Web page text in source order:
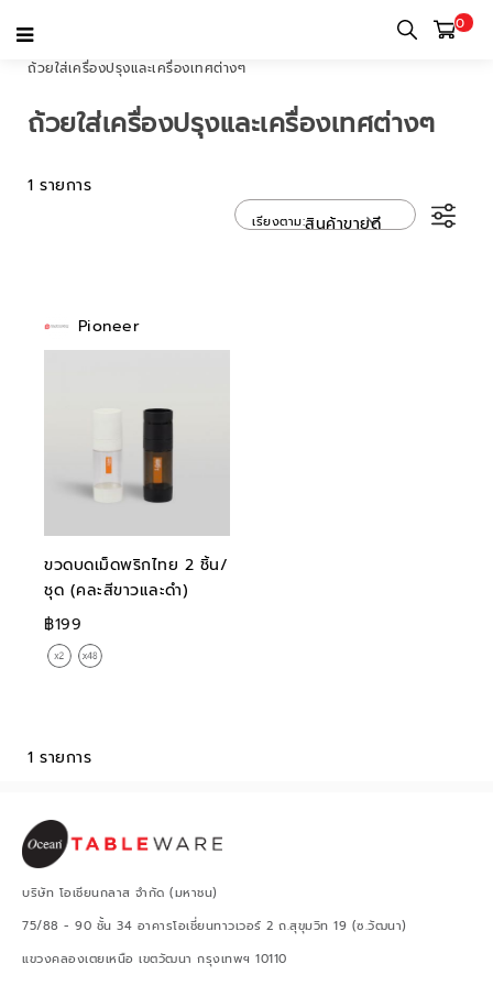
0
หน้าแรก
ถ้วยใส่เครื่องปรุงและเครื่องเทศต่างๆ
ถ้วยใส่เครื่องปรุงและเครื่องเทศต่างๆ
1 รายการ
เรียงตามสินค้าขายดี
Pioneer
ขวดบดเม็ดพริกไทย 2 ชิ้น/
ชุด (คละสีขาวและดำ)
฿199
1 รายการ
บริษัท โอเชียนกลาส จำกัด (มหาชน)
75/88 - 90 ชั้น 34 อาคารโอเชี่ยนทาวเวอร์ 2 ถ.สุขุมวิท 19 (ซ.วัฒนา)
แขวงคลองเตยเหนือ เขตวัฒนา กรุงเทพฯ 10110